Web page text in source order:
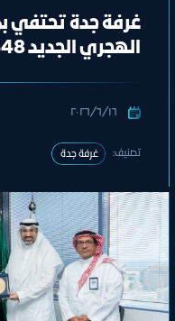
غرفة جدة تحتفي
الهجري الجديد 1448هـ
١٦‏/٦‏/٢٠٢٦
تصنيف: غرفة جدة